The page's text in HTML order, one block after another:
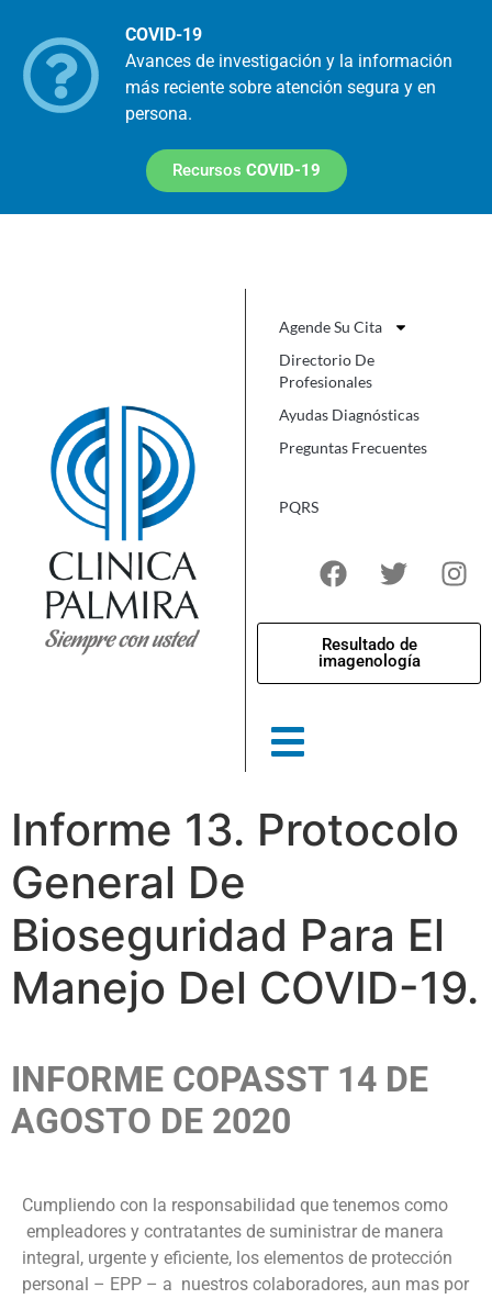
COVID-19
Avances de investigación y la información
más reciente sobre atención segura y en
persona.
Recursos COVID-19
Agende Su Cita
Directorio De
Profesionales
Ayudas Diagnósticas
Preguntas Frecuentes
PQRS
Resultado de
imagenología
Informe 13. Protocolo
General De
Bioseguridad Para El
Manejo Del COVID-19.
INFORME COPASST 14 DE
AGOSTO DE 2020
Cumpliendo con la responsabilidad que tenemos como
empleadores y contratantes de suministrar de manera
integral, urgente y eficiente, los elementos de protección
personal – EPP – a nuestros colaboradores, aun mas por